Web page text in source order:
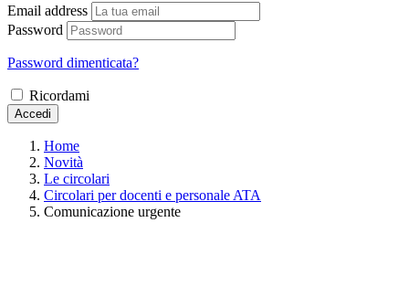
Email address
Password
Password dimenticata?
Ricordami
Accedi
Home
Novità
Le circolari
Circolari per docenti e personale ATA
Comunicazione urgente